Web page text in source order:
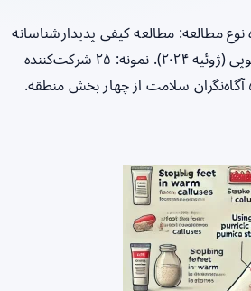
مطالعه: مطالعه کیفی پدیدارشناسانه
در منطقه شمال شوا، اتیوپی (ژوئیه ۲۰۲۴). نمونه: ۲۵ شرکت‌کننده
شامل ۲۰ بیمار دیابتی و ۵ آگاه‌نگران سلامت از چهار بخش منطقه.